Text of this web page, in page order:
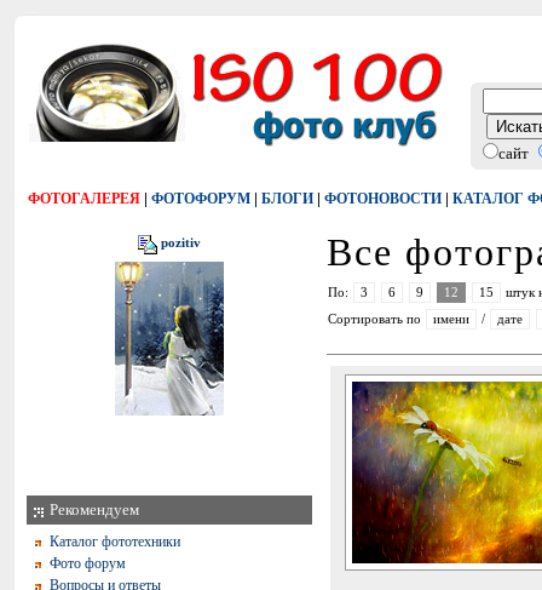
сайт
ФОТОГАЛЕРЕЯ | ФОТОФОРУМ | БЛОГИ | ФОТОНОВОСТИ | КАТАЛОГ
pozitiv
Рекомендуем
Каталог фототехники
Фото форум
Вопросы и ответы
Все
По: 3 6 9 12 15
штук
Сортировать по
имени / дате